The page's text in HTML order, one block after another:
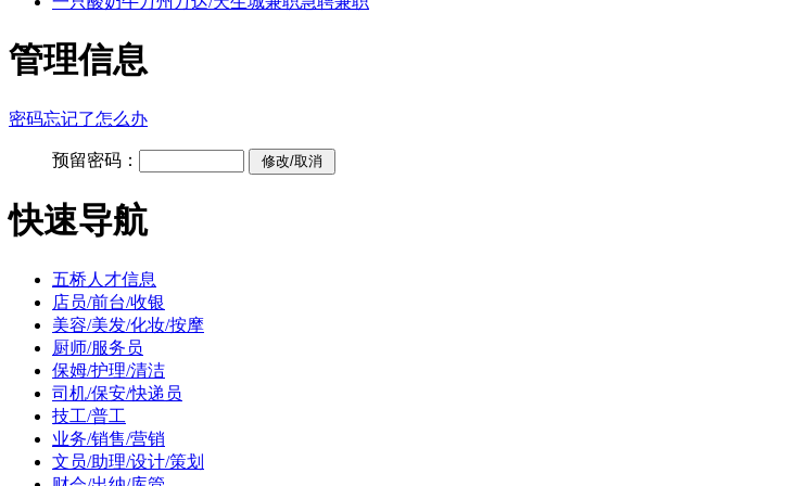
管理信息
密码忘记了怎么办
预留密码：
快速导航
五桥人才信息
店员/前台/收银
美容/美发/化妆/按摩
厨师/服务员
保姆/护理/清洁
司机/保安/快递员
技工/普工
业务/销售/营销
文员/助理/设计/策划